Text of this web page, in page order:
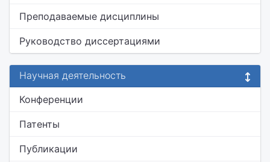
Преподаваемые дисциплины
Руководство диссертациями
Научная деятельность
Конференции
Патенты
Публикации